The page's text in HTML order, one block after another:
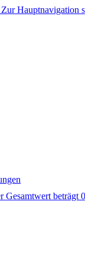
Zur Hauptnavigation
Gesamtwert beträgt